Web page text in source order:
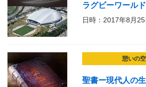
ラグビーワール
日時：2017年8月
憩いの
聖書ー現代人の